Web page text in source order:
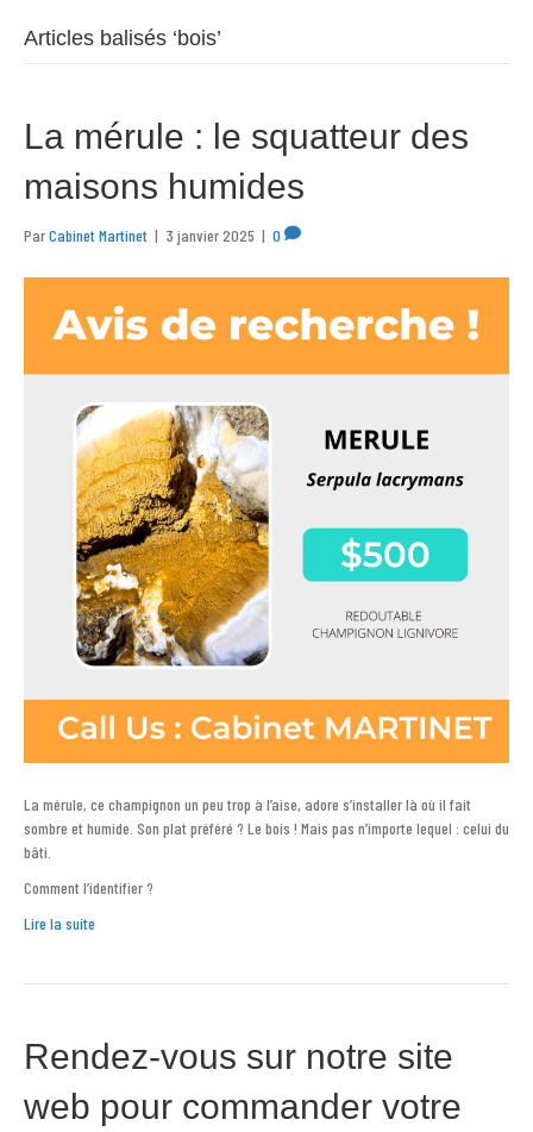
Articles balisés ‘bois’
La mérule : le squatteur des
maisons humides
ParCabinet Martinet | 3 janvier 2025 | 0
La mérule, ce champignon un peu trop à l’aise, adore s’installer là où il fait
sombre et humide. Son plat préféré ? Le bois ! Mais pas n’importe lequel : celui du
bâti.
Comment l’identifier ?
Lire la suite
Rendez-vous sur notre site
web pour commander votre